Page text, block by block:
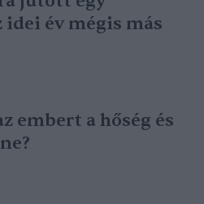
idei év mégis más
embert a hőség és